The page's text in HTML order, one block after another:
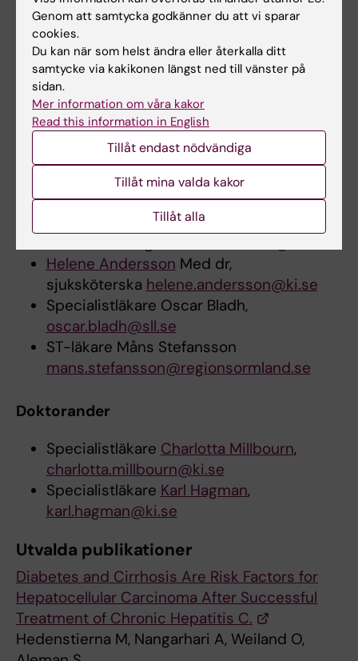
Studier för att utvärdera klorokins
behandlingseffekt på giardia i Guinea-
Bissau och Cuba startar hösten 2020
Medverkande i forskningen
Johan Ursing
Docent,
överläkarejohan.ursing@ki.se
Malin VadinMed dr,
överläkaremalin.vading@ki.se
Magnus Hedenstierna Med dr,
Helene Andersson Med dr,
sjuksköterska helene.andersson@ki.se
Specialistläkare Oscar Bladh,
oscar.bladh@sll.se
ST-läkare Måns Stefansson
mans.stefansson@regionsormland.se
Doktorander
Specialistläkare Charlotta Millbourn,
charlotta.millbourn@ki.se
Specialistläkare Karl Hagman,
karl.hagman@ki.se
Utvalda publikationer
Diabetes and Cirrhosis Are Risk Factors for
Hepatocellular Carcinoma After Successful
Treatment of Chronic Hepatitis C.
Hedenstierna M, Nangarhari A, Weiland O,
Genom att samtycka godkänner du att vi sparar
cookies.
Du kan när som helst ändra eller återkalla ditt
samtycke via kakikonen längst ned till vänster på
sidan.
Mer information om våra kakor
Read this information in English
Tillåt endast nödvändiga
Tillåt mina valda kakor
Tillåt alla